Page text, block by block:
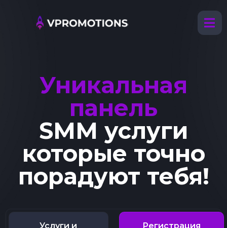
Уникальная
панель
SMM услуги
которые точно
порадуют тебя!
Услуги и
Регистрация